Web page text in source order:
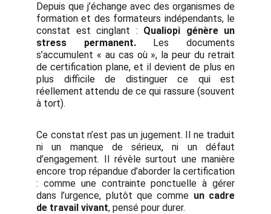
Depuis que j’échange avec des organismes de
formation et des formateurs indépendants, le
constat est cinglant : Qualiopi génère un
stress permanent.Les documents
s’accumulent « au cas où », la peur du retrait
de certification plane, et il devient de plus en
plus difficile de distinguer ce qui est
réellement attendu de ce qui rassure (souvent
à tort).
Ce constat n’est pas un jugement. Il ne traduit
ni un manque de sérieux, ni un défaut
d’engagement. Il révèle surtout une manière
encore trop répandue d’aborder la certification
: comme une contrainte ponctuelle à gérer
dans l’urgence, plutôt que comme un cadre
de travail vivant, pensé pour durer.